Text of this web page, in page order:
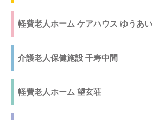
軽費老人ホーム ケアハウス ゆうあい
介護老人保健施設 千寿中間
軽費老人ホーム 望玄荘